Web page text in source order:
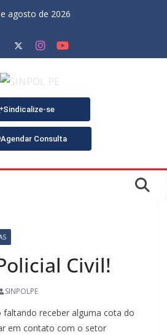
agosto de 2026
Sindicalize-se
Agendar Consulta
Civil!
SINPOLPE
faltando receber alguma cota do
em contato com o setor